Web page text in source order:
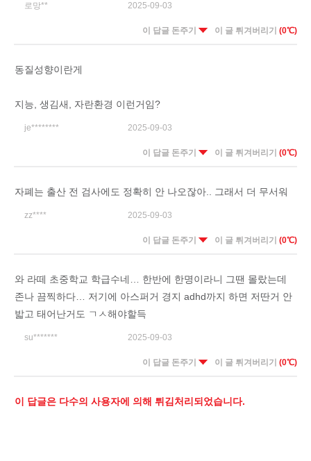
로망** 2025-09-03
이 답글 돈주기 이 글 튀겨버리기 (0℃)
동질성향이란게
지능, 생김새, 자란환경 이런거임?
je******** 2025-09-03
이 답글 돈주기 이 글 튀겨버리기 (0℃)
자폐는 출산 전 검사에도 정확히 안 나오잖아.. 그래서 더 무서워
zz**** 2025-09-03
이 답글 돈주기 이 글 튀겨버리기 (0℃)
와 라떼 초중학교 학급수네… 한반에 한명이라니 그땐 몰랐는데
존나 끔찍하다… 저기에 아스퍼거 경지 adhd까지 하면 저딴거 안
밟고 태어난거도 ㄱㅅ해야할득
su******* 2025-09-03
이 답글 돈주기 이 글 튀겨버리기 (0℃)
이 답글은 다수의 사용자에 의해 튀김처리되었습니다.